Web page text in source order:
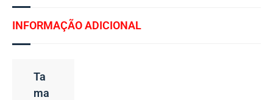
INFORMAÇÃO ADICIONAL
Ta
Ma